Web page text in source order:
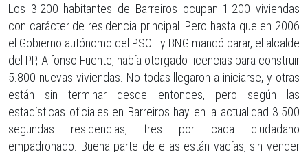
Los 3.200 habitantes de Barreiros ocupan 1.200 viviendas
con carácter de residencia principal. Pero hasta que en 2006
el Gobierno autónomo del PSOE y BNG mandó parar, el alcalde
del PP, Alfonso Fuente, había otorgado licencias para construir
5.800 nuevas viviendas. No todas llegaron a iniciarse, y otras
están sin terminar desde entonces, pero según las
estadísticas oficiales en Barreiros hay en la actualidad 3.500
segundas residencias, tres por cada ciudadano
empadronado. Buena parte de ellas están vacías, sin vender